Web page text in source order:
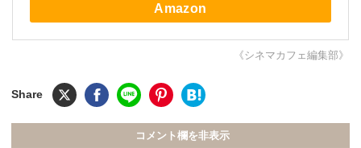
Amazon
《シネマカフェ編集部》
コメント欄を非表示